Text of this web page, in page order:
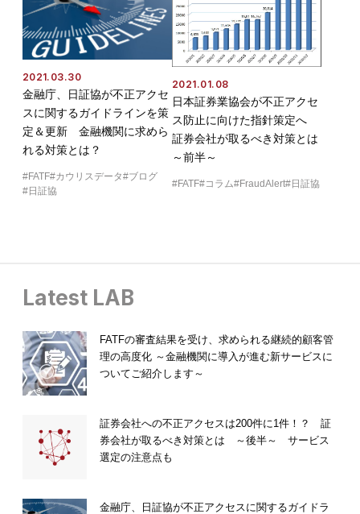
2021.03.30
金融庁、日証協が不正アクセ
スに関するガイドラインを策
定＆更新 金融機関に求めら
れる対策とは？
FATF カウリスデータ
ブログ
日証協
2021.01.08
日本証券業協会が不正アクセ
ス防止に向けた指針策定へ
証券会社が取るべき対策とは
～前半～
FATF コラム FraudAlert 日証協
Latest LAB
FATFの審査結果を受け、求められる継続的顧客管
理の高度化 ～金融機関に導入が進む新サービスに
ついてご紹介します～
証券会社への不正アクセスは200件に1件！？ 証
券会社が取るべき対策とは ～後半～ サービス
選定の注意点も
金融庁、日証協が不正アクセスに関するガイドラ